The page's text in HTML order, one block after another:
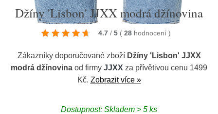
Džíny 'Lisbon' JJXX modrá džínovina
4.7 / 5 ( 28 hodnocení )
Zákazníky doporučované zboží Džíny 'Lisbon' JJXX
modrá džínovina od firmy JJXX za přívětivou cenu 1499
Kč. Zobrazit více »
Dostupnost: Skladem > 5 ks